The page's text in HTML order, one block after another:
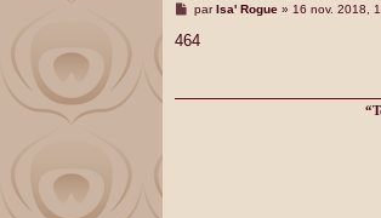
M
s
parIsa' Rogue » 16 nov. 2018,
464